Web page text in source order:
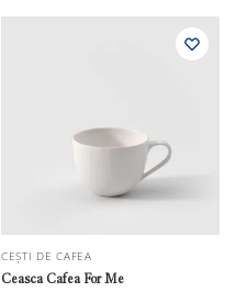
CEȘTI DE CAFEA
Ceasca Cafea For Me